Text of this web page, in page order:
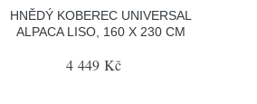
HNĚDÝ KOBEREC UNIVERSAL
ALPACA LISO, 160 X 230 CM
4 449 Kč